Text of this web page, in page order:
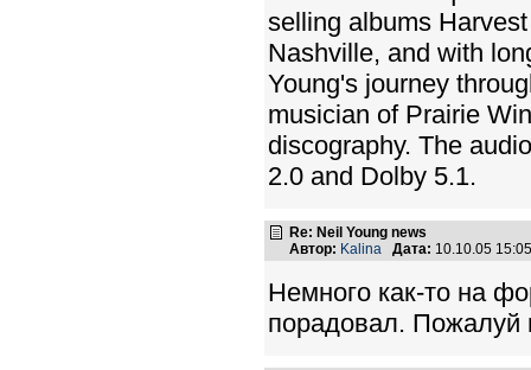
selling albums
Nashville, and with
Young's journey
musician of Prairie
discography. The
2.0 and Dolby 5.1.
Re: Neil Young news
Автор: Kalina Дата: 10.10.05
Немного как-то на
порадовал. Пожалуй